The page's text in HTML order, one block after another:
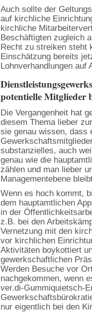
Auch sollte der
auf kirchliche
kirchliche
Beschäftigten zugleich
Recht zu streiken steht
Einschätzung bereits
Lohnverhandlungen auf
potentielle Mitglieder
Die Vergangenheit hat
diesem Thema lieber
sie genau wissen, dass
substanzielles, auch
genau wie die
zählen und man lieber
Managementebene
Wenn es hoch kommt,
dem hauptamtlichen
in der
z.B. bei den
Vernetzung mit den
vor kirchlichen
Aktivitäten boykottiert
gewerkschaftlichen
Werden Besuche vor
nachgekommen, wenn
ver.di-Gummiquietsch-
nur eigentlich bei den